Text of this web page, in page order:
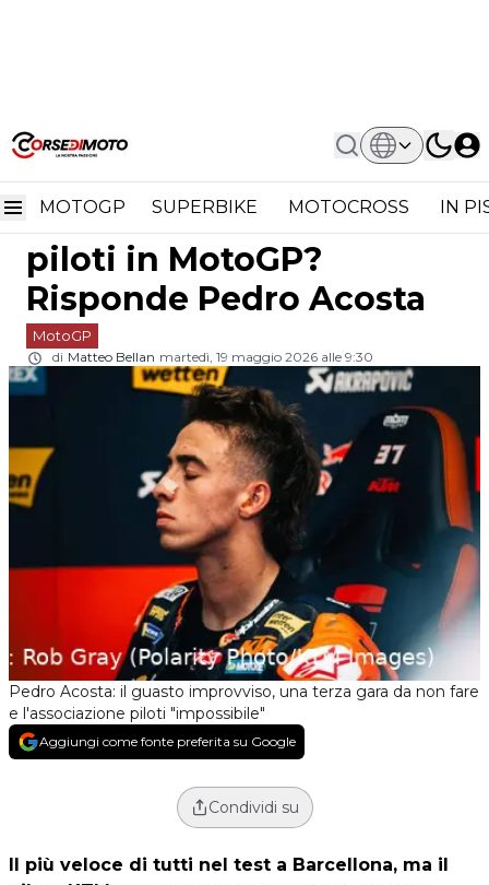
MOTOGP SUPERBIKE MOTOCROSS IN
Home MotoGP
Perché Non C'è Un'associazione Dei
Perché non c'è
un'associazione dei
piloti in MotoGP?
Risponde Pedro Acosta
MotoGP
di Matteo Bellan martedì, 19 maggio 2026 alle 9:30
Pedro Acosta: il guasto improvviso, una terza gara da non fare
e l'associazione piloti "impossibile"
Aggiungi come fonte preferita su Google
Condividi su
Il più veloce di tutti nel test a Barcellona, ma il